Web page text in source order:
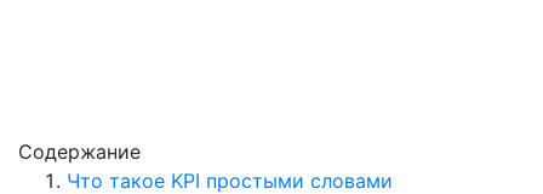
Содержание
Что такое KPI простыми словами